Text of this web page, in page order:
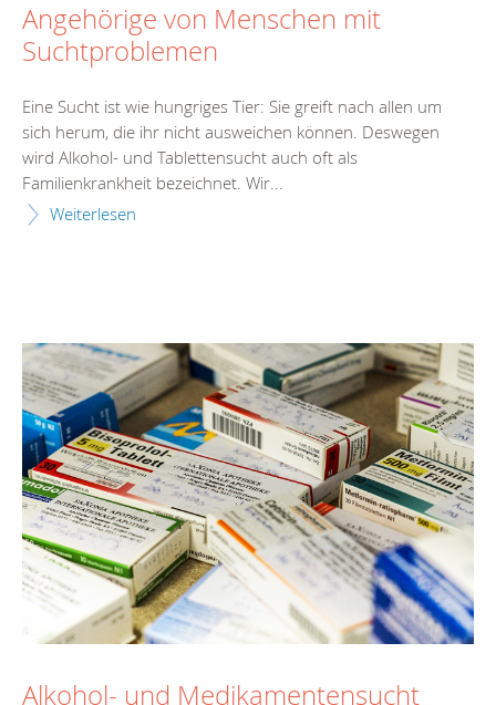
Angehörige von Menschen mit
Suchtproblemen
Eine Sucht ist wie hungriges Tier: Sie greift nach allen um
sich herum, die ihr nicht ausweichen können. Deswegen
wird Alkohol- und Tablettensucht auch oft als
Familienkrankheit bezeichnet. Wir...
Weiterlesen
Alkohol- und Medikamentensucht